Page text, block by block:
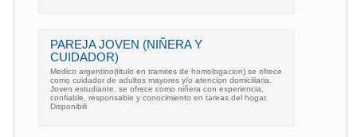
PAREJA JOVEN (NIÑERA Y
CUIDADOR)
Medico argentino(titulo en tramites de homologacion) se ofrece
como cuidador de adultos mayores y/o atencion domiciliaria.
Joven estudiante, se ofrece como niñera con experiencia,
confiable, responsable y conocimiento en tareas del hogar.
Disponibili